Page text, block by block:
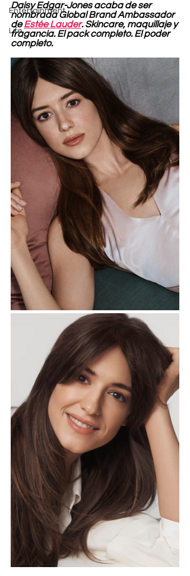
Entertainment
Life
Daisy Edgar-Jones acaba de ser
nombrada Global Brand Ambassador
de Estée Lauder. Skincare, maquillaje y
fragancia. El pack completo. El poder
completo.